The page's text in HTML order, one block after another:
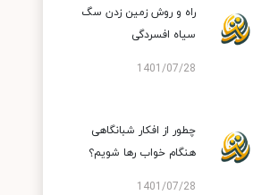
راه و روش زمین زدن سگ
سیاه افسردگی
1401/07/28
چطور از افکار شبانگاهی
هنگام خواب رها شویم؟
1401/07/28